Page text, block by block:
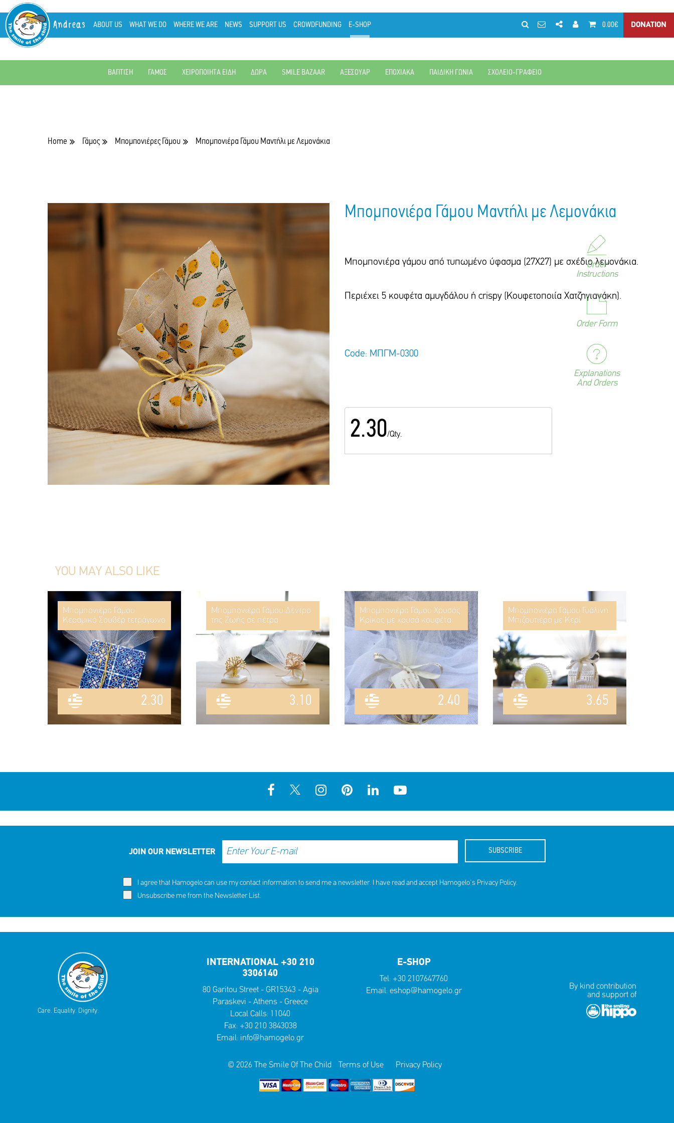
Andreas ABOUT US WHAT WE DO WHERE WE ARE NEWS SUPPORT US CROWDFUNDING E-SHOP 0.00€ DONATION
ΒΑΠΤΙΣΗ ΓΑΜΟΣ ΧΕΙΡΟΠΟΙΗΤΑ ΕΙΔΗ ΔΩΡΑ SMILE BAZAAR ΑΞΕΣΟΥΑΡ ΕΠΟΧΙΑΚΑ ΠΑΙΔΙΚΗ ΓΩΝΙΑ ΣΧΟΛΕΙΟ-ΓΡΑΦΕΙΟ
Home Γάμος Μπομπονιέρες Γάμου Μπομπονιέρα Γάμου Μαντήλι με Λεμονάκια
Μπομπονιέρα Γάμου Μαντήλι με Λεμονάκια
Μπομπονιέρα γάμου από τυπωμένο ύφασμα (27Χ27) με σχέδιο λεμονάκια.
Περιέχει 5 κουφέτα αμυγδάλου ή crispy (Κουφετοποιία Χατζηγιανάκη).
Code: ΜΠΓΜ-0300
2.30/Qty.
Order
Instructions
Order Form
Explanations
And Orders
YOU MAY ALSO LIKE
Μπομπονιέρα Γάμου
Κεραμικό Σουβέρ τετράγωνο
2.30
Μπομπονιέρα Γάμου Δέντρο
της Ζωής σε πέτρα
3.10
Μπομπονιέρα Γάμου Χρυσός
Κρίκος με χρυσά κουφέτα
2.40
Μπομπονιέρα Γάμου Γυάλινη
Μπιζουτιέρα με Κερί
3.65
JOIN OUR NEWSLETTER SUBSCRIBE
I agree that Hamogelo can use my contact information to send me a newsletter. I have read and accept Hamogelo's Privacy Policy.
Unsubscribe me from the Newsletter List.
Care. Equality. Dignity.
INTERNATIONAL +30 210
3306140
80 Garitou Street - GR15343 - Agia
Paraskevi - Athens - Greece
Local Calls: 11040
Fax: +30 210 3843038
Email: info@hamogelo.gr
E-SHOP
Tel: +30 2107647760
Email: eshop@hamogelo.gr
By kind contribution
and support of
© 2026 The Smile Of The Child Terms of Use Privacy Policy